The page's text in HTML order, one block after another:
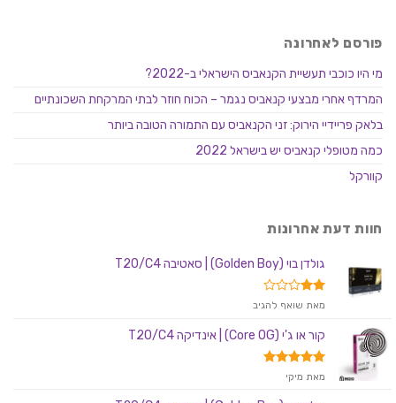
פורסם לאחרונה
מי היו כוכבי תעשיית הקנאביס הישראלי ב-2022?
המרדף אחרי מבצעי קנאביס נגמר – הכוח חוזר לבתי המרקחת השכונתיים
בלאק פריידיי הירוק: זני הקנאביס עם התמורה הטובה ביותר
כמה מטופלי קנאביס יש בישראל 2022
קוורקל
חוות דעת אחרונות
גולדן בוי (Golden Boy) | סאטיבה T20/C4
דורג
5
מאת שואף להגיב
קור או ג'י (Core OG) | אינדיקה T20/C4
דורג5
מאת מיקי